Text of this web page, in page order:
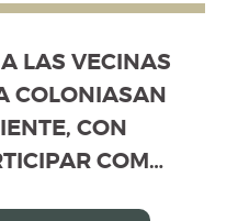
LAS VECINAS Y
VECINAS Y VECINOS
LAS VECINAS
CON
COMO